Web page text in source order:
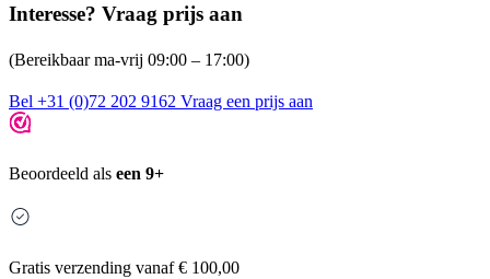
Interesse? Vraag prijs aan
(Bereikbaar ma-vrij 09:00 – 17:00)
Bel +31 (0)72 202 9162 Vraag een prijs aan
Beoordeeld als een 9+
Gratis verzending vanaf € 100,00